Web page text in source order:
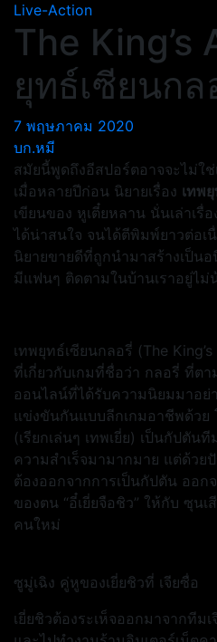
Live-Action
The King’s
ยุทธ์เซียนกล
7 พฤษภาคม 2020
บก.หมี
สมัยนี้พูดถึงอีสปอร์ตอาจจะไม่ใ
เมื่อหลายปีก่อน นิยายเรื่อง เทพ
เขียนของ หูเตี๋ยหลาน นั่นเล่าเรื่
ได้น่าสนใจ จนได้ตีพิมพ์ยาวต่อเ
นิยายขายดีที่ถูกนำมาสร้างเป็น
มีแฟนๆ ติดตามในบ้านเราอยู่ไม่
เทพยุทธ์เซียนกลอรี่ (The
ที่เกี่ยวกับเกมที่ชื่อว่า กลอรี่ ที่ตา
ออนไลน์ที่ได้รับความนิยมมาอย่
แข่งขันกันแบบลีกเกมอาชีพด้วย
(เรียกเล่นๆ เทพเยี่ย) เป็นกัปตัน
ความสำเร็จมามากมาย แต่ด้วย
ต้องออกจากการเป็นกัปตัน ออก
ของตน “อี๋เยี่ยจือชิว” ให้กับ ซุน
คนใหม่
ซูมู่เฉิง คู่หูของเยี่ยชิวที่ เจียซื่อ
เยี่ยชิวต้องระเห็จออกมาจากทีม